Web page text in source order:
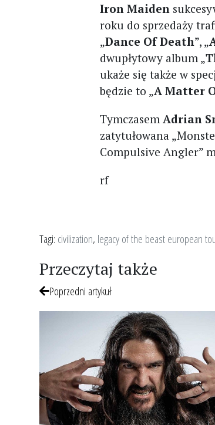
Iron Maiden
roku do sprzedaży
„Dance Of Death”, „
dwupłytowy album „
ukaże się także w
będzie to „A Matter
TymczasemAdrian
zatytułowana
Compulsive Angler”
rf
Tagi: civilization, legacy of the beast european
Przeczytaj także
Poprzedni artykuł